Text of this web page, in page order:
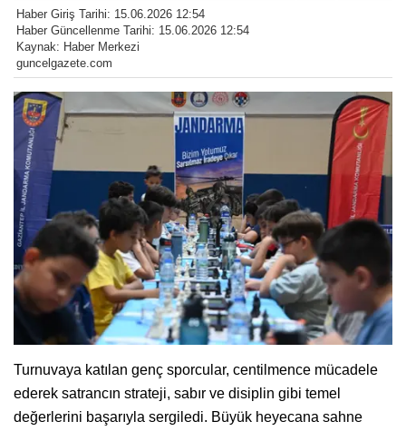
Haber Giriş Tarihi: 15.06.2026 12:54
Haber Güncellenme Tarihi: 15.06.2026 12:54
Kaynak: Haber Merkezi
guncelgazete.com
Turnuvaya katılan genç sporcular, centilmence mücadele
ederek satrancın strateji, sabır ve disiplin gibi temel
değerlerini başarıyla sergiledi. Büyük heyecana sahne